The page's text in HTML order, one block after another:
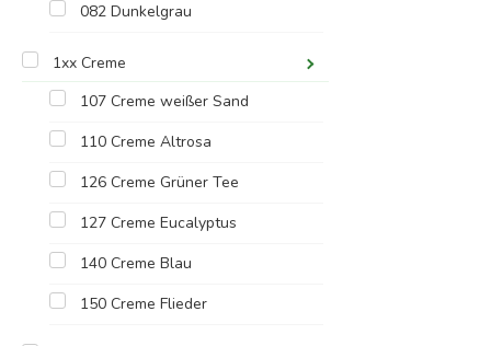
082 Dunkelgrau
1xx Creme
107 Creme weißer Sand
110 Creme Altrosa
126 Creme Grüner Tee
127 Creme Eucalyptus
140 Creme Blau
150 Creme Flieder